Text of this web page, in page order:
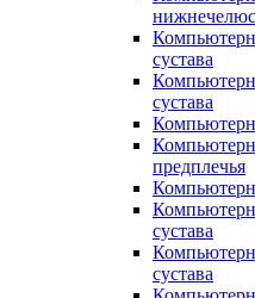
сустава
сустава
предплечья
сустава
сустава